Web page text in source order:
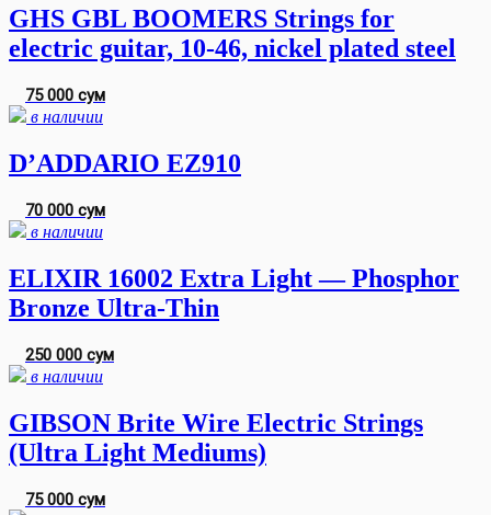
GHS GBL BOOMERS Strings for
electric guitar, 10-46, nickel plated steel
75 000 сум
в наличии
D’ADDARIO EZ910
70 000 сум
в наличии
ELIXIR 16002 Extra Light — Phosphor
Bronze Ultra-Thin
250 000 сум
в наличии
GIBSON Brite Wire Electric Strings
(Ultra Light Mediums)
75 000 сум